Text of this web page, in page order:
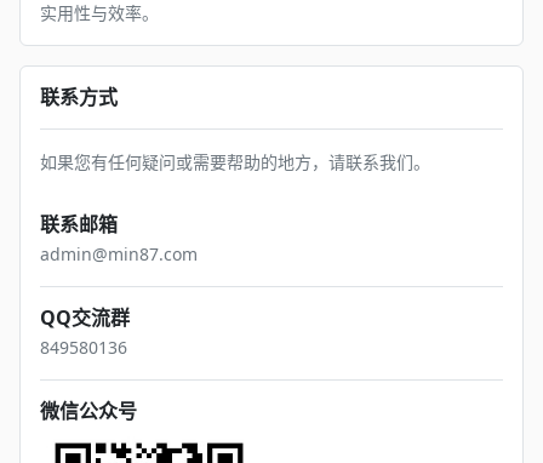
实用性与效率。
联系方式
如果您有任何疑问或需要帮助的地方，请联系我们。
联系邮箱
admin@min87.com
QQ交流群
849580136
微信公众号